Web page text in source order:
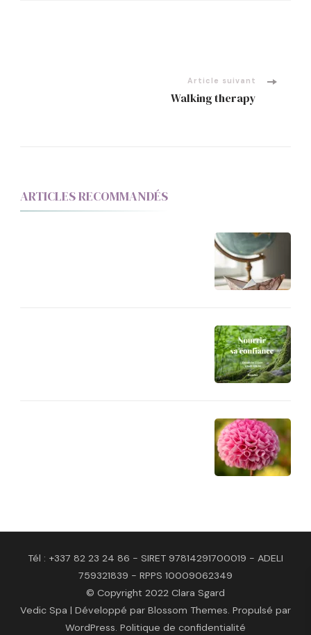
Article suivant
Walking therapy
ARTICLES RECOMMANDÉS
Tél : +337 82 23 24 86 - SIRET 97814291700019 - ADELI
759321839 - RPPS 10009062349
© Copyright 2022 Clara Sgard
Vedic Spa | Développé par Blossom Themes. Propulsé par
WordPress. Politique de confidentialité